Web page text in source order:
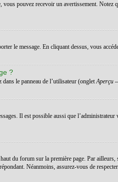
pouvez recevoir un avertissement.
le message. En cliquant dessus, vous
?
dans le panneau de l’utilisateur (ongletAperçu
Il est possible aussi que
du forum sur la première page. Par
Néanmoins, assurez-vous de